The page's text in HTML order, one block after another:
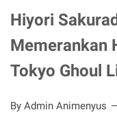
Hiyori
Memerankan
Tokyo Ghoul
By Admin Animenyus